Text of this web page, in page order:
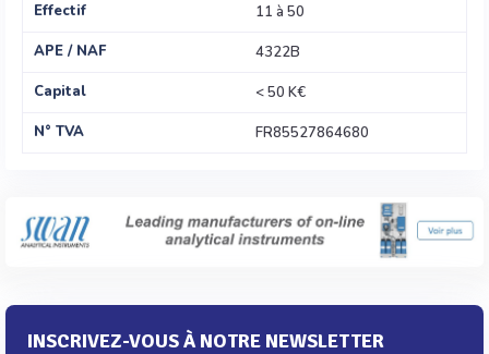
Effectif
11 à 50
APE / NAF
4322B
Capital
< 50 K€
N° TVA
FR85527864680
INSCRIVEZ-VOUS À NOTRE NEWSLETTER